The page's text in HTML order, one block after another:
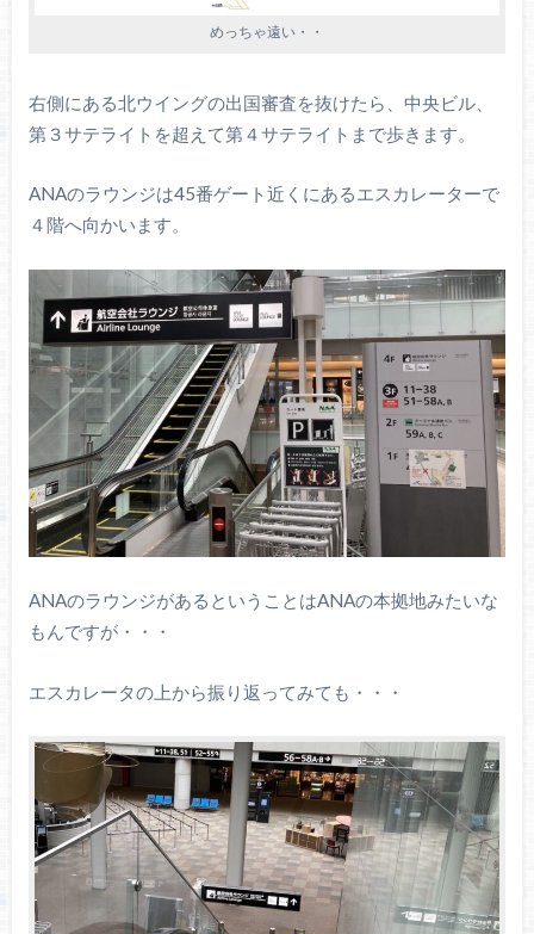
めっちゃ遠い・・
右側にある北ウイングの出国審査を抜けたら、中央ビル、
第３サテライトを超えて第４サテライトまで歩きます。
ANAのラウンジは45番ゲート近くにあるエスカレーターで
４階へ向かいます。
ANAのラウンジがあるということはANAの本拠地みたいな
もんですが・・・
エスカレータの上から振り返ってみても・・・